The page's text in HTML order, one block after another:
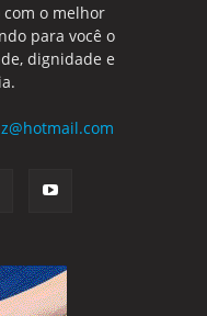
o melhor
para você o
dignidade e